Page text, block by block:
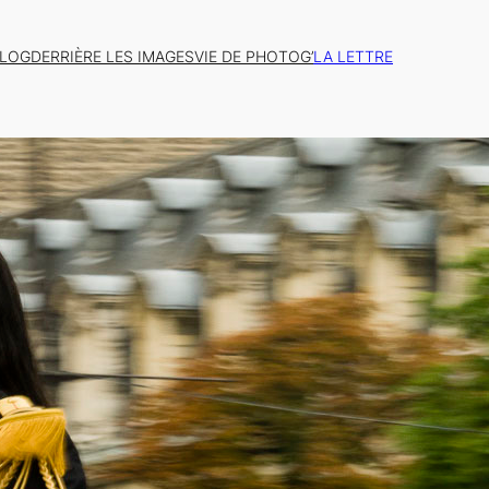
DERRIÈRE LES IMAGESVIE DE PHOTOG’LA LETTRE